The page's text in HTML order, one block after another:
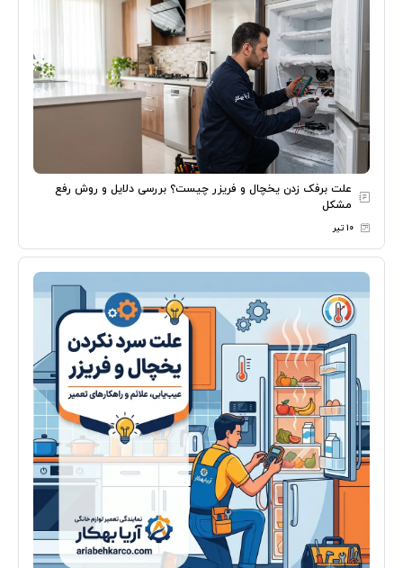
علت برفک زدن یخچال و فریزر چیست؟ بررسی دلایل و روش رفع
مشکل
۱۰ تیر